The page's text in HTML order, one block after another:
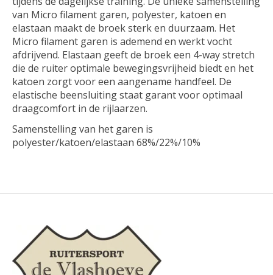
van Micro filament garen, polyester, katoen en
elastaan maakt de broek sterk en duurzaam. Het
Micro filament garen is ademend en werkt vocht
afdrijvend. Elastaan geeft de broek een 4-way stretch
die de ruiter optimale bewegingsvrijheid biedt en het
katoen zorgt voor een aangename handfeel. De
elastische beensluiting staat garant voor optimaal
draagcomfort in de rijlaarzen.
Samenstelling van het garen is
polyester/katoen/elastaan 68%/22%/10%